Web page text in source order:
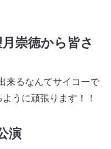
崇徳から皆さ
来るなんてサイコーで
うに頑張ります！！
演